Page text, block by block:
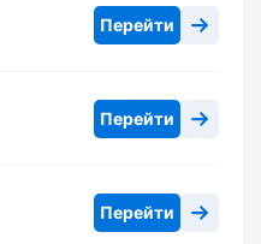
Перейти
Перейти
Перейти